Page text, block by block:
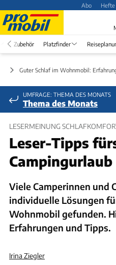
Abo Hefte
Zubehör Platzfinder
Guter Schlaf im Wohnmobil:
UMFRAGE: THEMA DES MONATS
Thema des Monats
LESERMEINUNG
Leser-Tipps
Campingurlaub
Viele Camperinnen und
individuelle Lösungen
Wohnmobil gefunden.
Erfahrungen und Tipps.
Irina Ziegler